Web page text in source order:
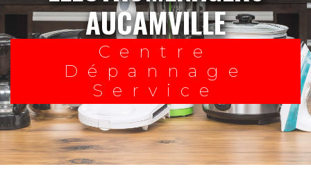
AUCAMVILLE
Centre
Dépannage
Service